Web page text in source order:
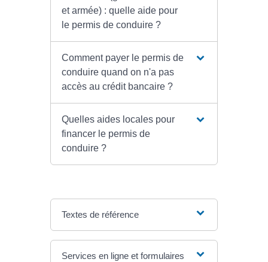
et armée) : quelle aide pour
le permis de conduire ?
Comment payer le permis de
conduire quand on n'a pas
accès au crédit bancaire ?
Quelles aides locales pour
financer le permis de
conduire ?
Textes de référence
Services en ligne et formulaires